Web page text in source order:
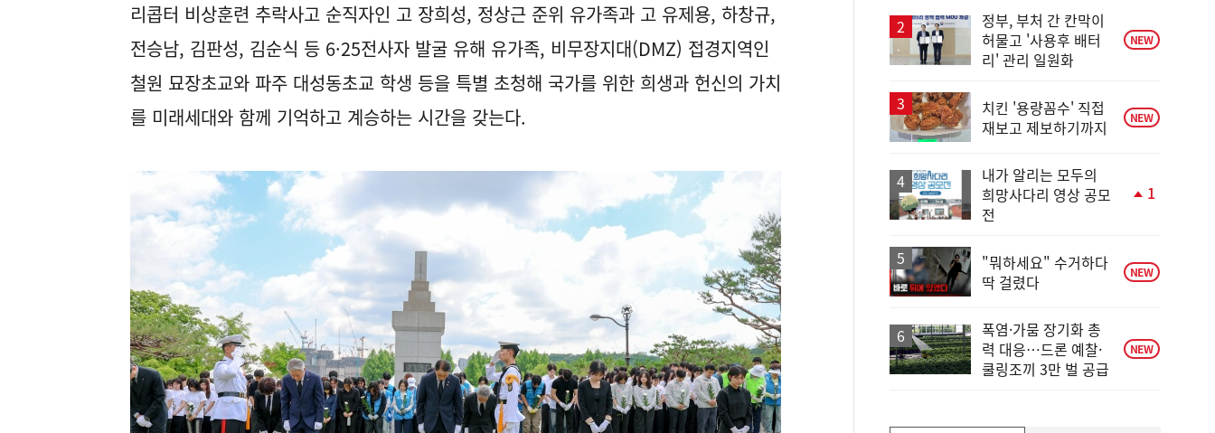
리콥터 비상훈련 추락사고 순직자인 고 장희성, 정상근 준위 유가족과 고 유제용, 하창규,
전승남, 김판성, 김순식 등 6·25전사자 발굴 유해 유가족, 비무장지대(DMZ) 접경지역인
철원 묘장초교와 파주 대성동초교 학생 등을 특별 초청해 국가를 위한 희생과 헌신의 가치
를 미래세대와 함께 기억하고 계승하는 시간을 갖는다.
정부, 부처 간 칸막이
허물고 '사용후 배터
리' 관리 일원화
NEW
치킨 '용량꼼수' 직접
재보고 제보하기까지
NEW
내가 알리는 모두의
희망사다리 영상 공모
전
1
"뭐하세요" 수거하다
딱 걸렸다
NEW
폭염·가뭄 장기화 총
력 대응…드론 예찰·
쿨링조끼 3만 벌 공급
NEW